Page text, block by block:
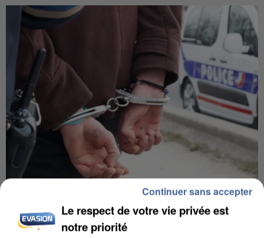
L’UN DES FONDATEURS SUPPOSÉS DE LA DZ
MAFIA INTERPELLÉ EN ALGÉRIE
Le respect de votre vie privée est
notre priorité
Continuer sans accepter